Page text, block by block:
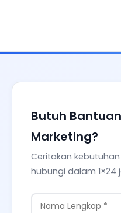
Butuh
Marketing?
Ceritakan
hubungi dalam 1×24